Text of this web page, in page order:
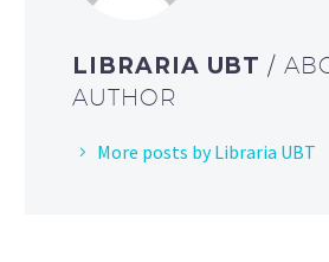
LIBRARIA UBT/
AUTHOR
More posts by Libraria UBT